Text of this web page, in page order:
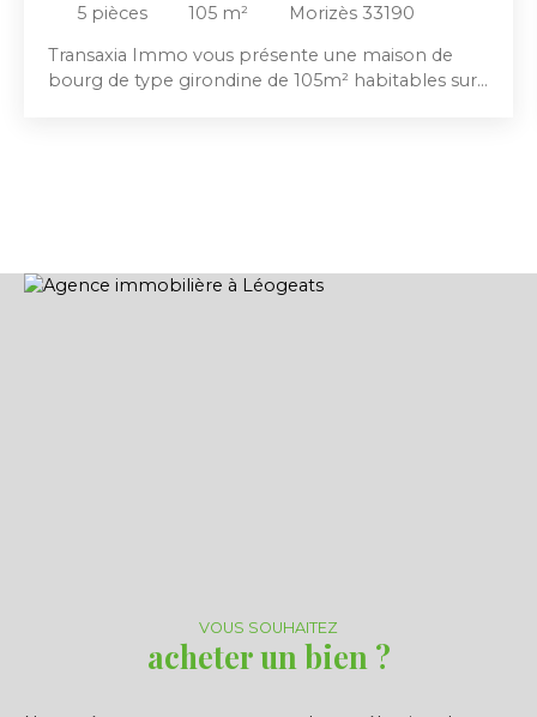
5 pièces 105 m²
Morizès 33190
Transaxia Immo vous présente une maison de
bourg de type girondine de 105m² habitables sur
séjour et de la cuisine, alliant la pierre et le bois
VOUS SOUHAITEZ
acheter un bien ?